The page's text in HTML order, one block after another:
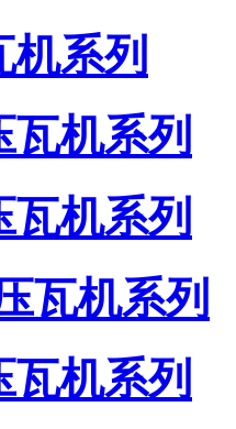
系列
机系列
机系列
瓦机系列
机系列